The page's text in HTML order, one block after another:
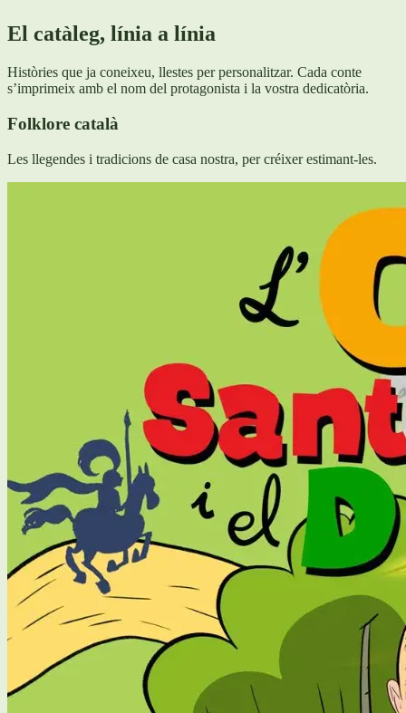
El catàleg, línia a línia
Històries que ja coneixeu, llestes per personalitzar. Cada conte
s’imprimeix amb el nom del protagonista i la vostra dedicatòria.
Folklore català
Les llegendes i tradicions de casa nostra, per créixer estimant-les.